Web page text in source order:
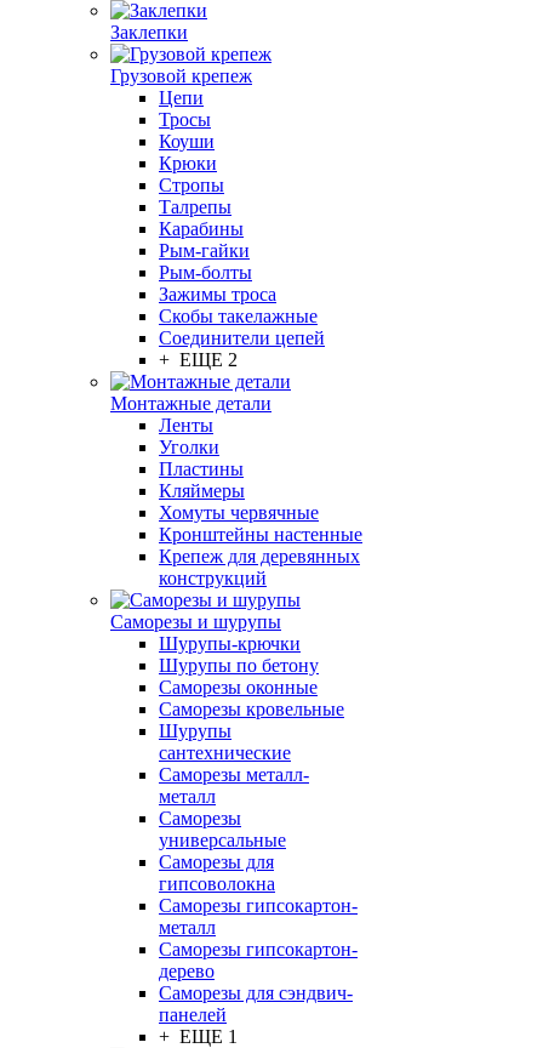
Заклепки
Грузовой крепеж
Цепи
Тросы
Коуши
Крюки
Стропы
Талрепы
Карабины
Рым-гайки
Рым-болты
Зажимы троса
Скобы такелажные
Соединители цепей
+ ЕЩЕ 2
Монтажные детали
Ленты
Уголки
Пластины
Кляймеры
Хомуты червячные
Кронштейны настенные
Крепеж для деревянных
конструкций
Саморезы и шурупы
Шурупы-крючки
Шурупы по бетону
Саморезы оконные
Саморезы кровельные
Шурупы
сантехнические
Саморезы металл-
металл
Саморезы
универсальные
Саморезы для
гипсоволокна
Саморезы гипсокартон-
металл
Саморезы гипсокартон-
дерево
Саморезы для сэндвич-
панелей
+ ЕЩЕ 1